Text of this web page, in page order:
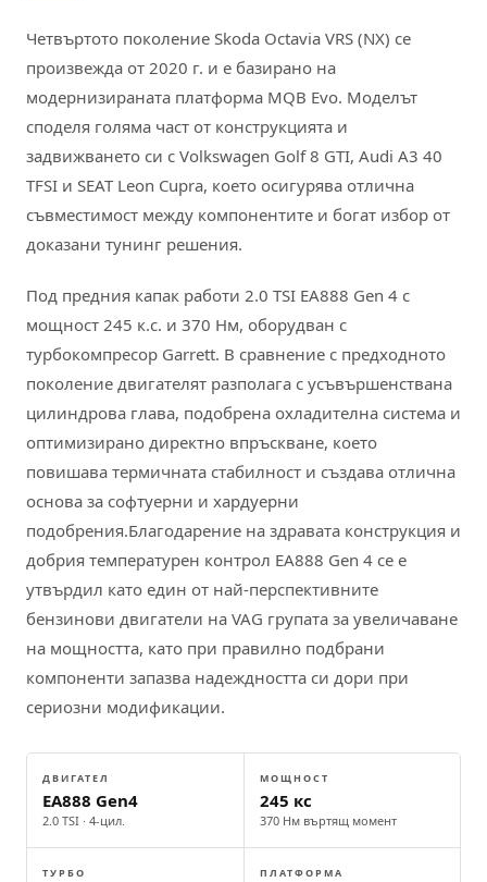
Четвъртото поколение Skoda Octavia VRS (NX) се
произвежда от 2020 г. и е базирано на
модернизираната платформа MQB Evo. Моделът
споделя голяма част от конструкцията и
задвижването си с Volkswagen Golf 8 GTI, Audi A3 40
TFSI и SEAT Leon Cupra, което осигурява отлична
съвместимост между компонентите и богат избор от
доказани тунинг решения.
Под предния капак работи 2.0 TSI EA888 Gen 4 с
мощност 245 к.с. и 370 Нм, оборудван с
турбокомпресор Garrett. В сравнение с предходното
поколение двигателят разполага с усъвършенствана
цилиндрова глава, подобрена охладителна система и
оптимизирано директно впръскване, което
повишава термичната стабилност и създава отлична
основа за софтуерни и хардуерни
подобрения.Благодарение на здравата конструкция и
добрия температурен контрол EA888 Gen 4 се е
утвърдил като един от най-перспективните
бензинови двигатели на VAG групата за увеличаване
на мощността, като при правилно подбрани
компоненти запазва надеждността си дори при
сериозни модификации.
ДВИГАТЕЛ
EA888 Gen4
2.0 TSI · 4-цил.
МОЩНОСТ
245 кс
370 Нм въртящ момент
ТУРБО ПЛАТФОРМА